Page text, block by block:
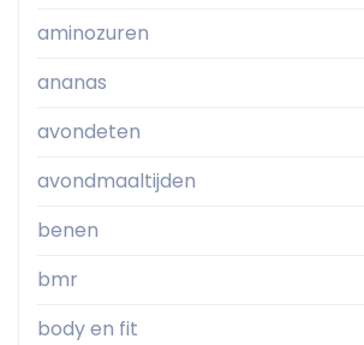
aminozuren
ananas
avondeten
avondmaaltijden
benen
bmr
body en fit